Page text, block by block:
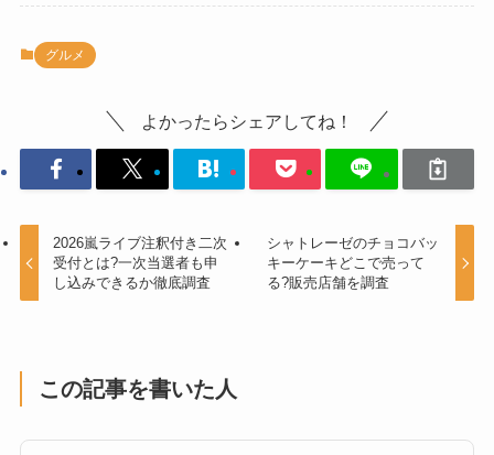
グルメ
よかったらシェアしてね！
2026嵐ライブ注釈付き二次
受付とは?一次当選者も申
し込みできるか徹底調査
シャトレーゼのチョコバッ
キーケーキどこで売って
る?販売店舗を調査
この記事を書いた人